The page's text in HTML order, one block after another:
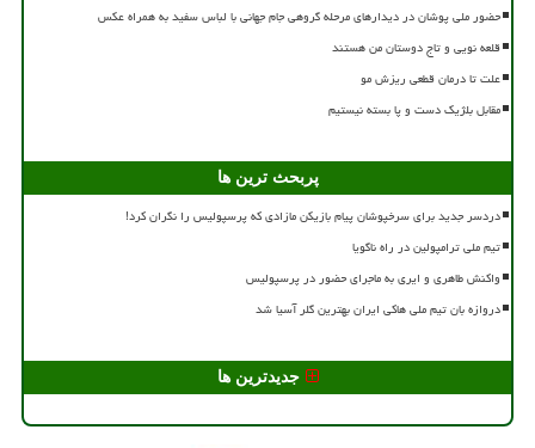
حضور ملی پوشان در دیدارهای مرحله گروهی جام جهانی با لباس سفید به همراه عکس
قلعه نویی و تاج دوستان من هستند
علت تا درمان قطعی ریزش مو
مقابل بلژیک دست و پا بسته نیستیم
پربحث ترین ها
دردسر جدید برای سرخپوشان پیام بازیکن مازادی که پرسپولیس را نگران کرد!
تیم ملی ترامپولین در راه ناگویا
واکنش طاهری و ایری به ماجرای حضور در پرسپولیس
دروازه بان تیم ملی هاکی ایران بهترین گلر آسیا شد
جدیدترین ها